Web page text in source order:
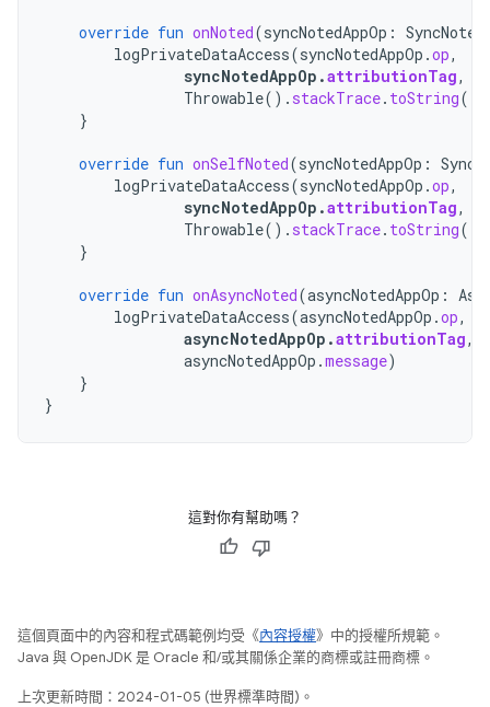
override fun onNoted(syncNotedAppOp :
logPrivateDataAccess(syncNotedAppOp .op,
syncNotedAppOp .attributionTag,
Throwable(). stackTrace. toString())
}
override fun onSelfNoted(syncNotedAppOp :
logPrivateDataAccess(syncNotedAppOp .op,
syncNotedAppOp .attributionTag,
Throwable(). stackTrace. toString())
}
override fun onAsyncNoted(asyncNotedAppOp :
logPrivateDataAccess(asyncNotedAppOp .op,
asyncNotedAppOp .attributionTag,
asyncNotedAppOp .message)
}
}
這對你有幫助嗎？
這個頁面中的內容和程式碼範例均受《內容授權》中的授權所規範。
Java 與 OpenJDK 是 Oracle 和/或其關係企業的商標或註冊商標。
上次更新時間：2024-01-05 (世界標準時間)。